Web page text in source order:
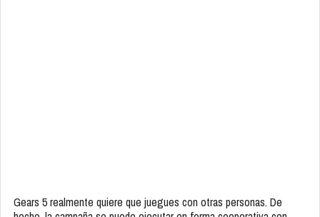
Gears 5 realmente quiere que juegues con otras personas. De